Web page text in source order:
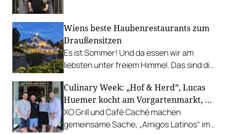
Wiens beste Haubenrestaurants zum
Draußensitzen
Es ist Sommer! Und da essen wir am
liebsten unter freiem Himmel. Das sind die
Gastgarten.
Culinary Week: „Hof & Herd”, Lucas
Huemer kocht am Vorgartenmarkt, …
XO Grill und Café Caché machen
gemeinsame Sache, „Amigos Latinos“ im